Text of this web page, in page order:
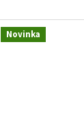
Novinka